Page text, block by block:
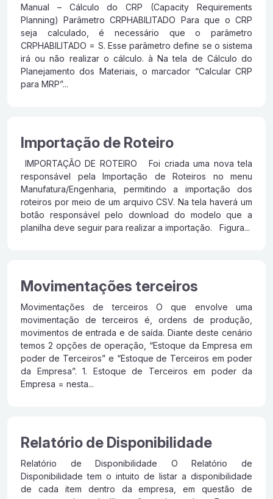
Manual – Cálculo do CRP (Capacity Requirements
Planning) Parâmetro CRPHABILITADO Para que o CRP
seja calculado, é necessário que o parâmetro
CRPHABILITADO = S. Esse parâmetro define se o sistema
irá ou não realizar o cálculo. à Na tela de Cálculo do
Planejamento dos Materiais, o marcador “Calcular CRP
para MRP”...
Importação de Roteiro
IMPORTAÇÃO DE ROTEIRO Foi criada uma nova tela
responsável pela Importação de Roteiros no menu
Manufatura/Engenharia, permitindo a importação dos
roteiros por meio de um arquivo CSV. Na tela haverá um
botão responsável pelo download do modelo que a
planilha deve seguir para realizar a importação. Figura...
Movimentações terceiros
Movimentações de terceiros O que envolve uma
movimentação de terceiros é, ordens de produção,
movimentos de entrada e de saída. Diante deste cenário
temos 2 opções de operação, “Estoque da Empresa em
poder de Terceiros” e “Estoque de Terceiros em poder
da Empresa”. 1. Estoque de Terceiros em poder da
Empresa = nesta...
Relatório de Disponibilidade
Relatório de Disponibilidade O Relatório de
Disponibilidade tem o intuito de listar a disponibilidade
de cada item dentro da empresa, em questão de